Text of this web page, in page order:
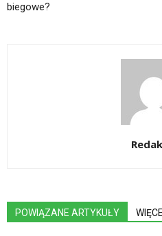
biegowe?
POWIĄZANE ARTYKUŁY